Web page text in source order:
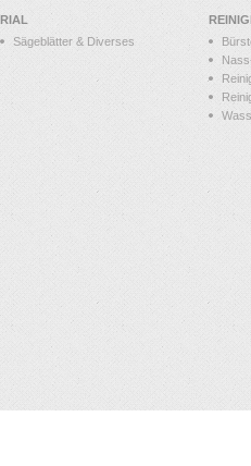
RIAL
Sägeblätter & Diverses